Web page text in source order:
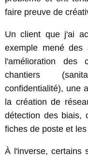
faire preuve de
Un client que j'ai
exemple mené des
l'amélioration des
chantiers
confidentialité), une
la création de
détection des biais,
fiches de poste et
À l'inverse, certains